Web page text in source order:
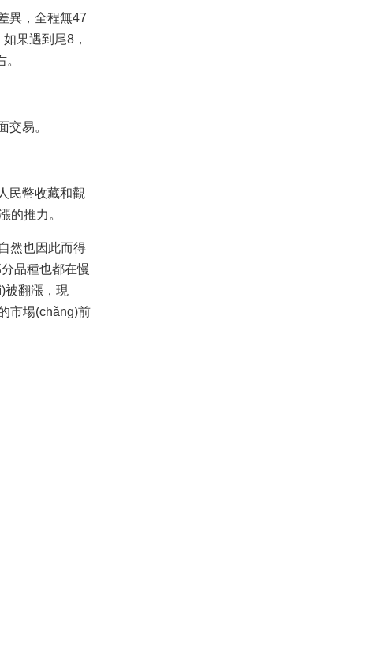
，全程無47
遇到尾8，
。
民幣收藏和觀
力。
然也因此而得
分品種也都在慢
漲，現
市場(chǎng)前